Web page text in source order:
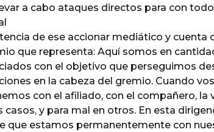
a cabo ataques directos para con
de ese accionar mediático y cuenta
que representa: Aquí somos en
con el objetivo que perseguimos
en la cabeza del gremio. Cuando
con el afiliado, con el compañero, la
casos, y para mal en otros. En esta
que estamos permanentemente con